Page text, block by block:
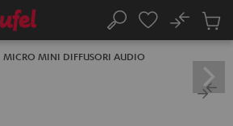
Cerca
No
MICRO MINI DIFFUSORI AUDIO